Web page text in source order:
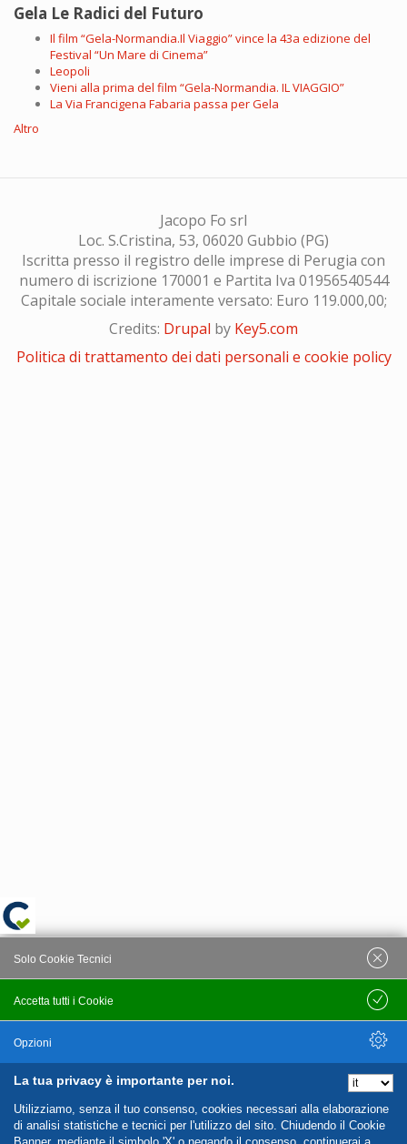
Gela Le Radici del Futuro
Il film “Gela-Normandia.Il Viaggio” vince la 43a edizione del
Festival “Un Mare di Cinema”
Leopoli
Vieni alla prima del film “Gela-Normandia. IL VIAGGIO”
La Via Francigena Fabaria passa per Gela
Altro
Jacopo Fo srl
Loc. S.Cristina, 53, 06020 Gubbio (PG)
Iscritta presso il registro delle imprese di Perugia con
numero di iscrizione 170001 e Partita Iva 01956540544
Capitale sociale interamente versato: Euro 119.000,00;
Credits: Drupal by Key5.com
Politica di trattamento dei dati personali e cookie policy
La tua privacy è importante per noi.
Utilizziamo, senza il tuo consenso, cookies necessari alla elaborazione
di analisi statistiche e tecnici per l'utilizzo del sito. Chiudendo il Cookie
Accetta tutti i Cookie
Solo Cookie Tecnici
Salva
Opzioni
Nascondi Opzioni